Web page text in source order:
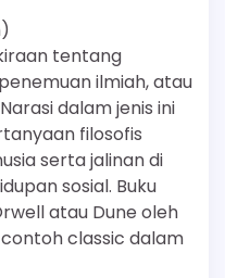
tentang
ilmiah, atau
dalam jenis ini
filosofis
serta jalinan di
sosial. Buku
atau Dune oleh
classic dalam